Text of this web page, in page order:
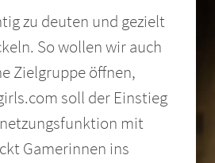
zu deuten und gezielt
So wollen wir auch
Zielgruppe öffnen,
soll der Einstieg
mit
Gamerinnen ins